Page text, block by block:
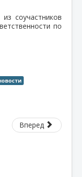
соучастников
по
Вперед